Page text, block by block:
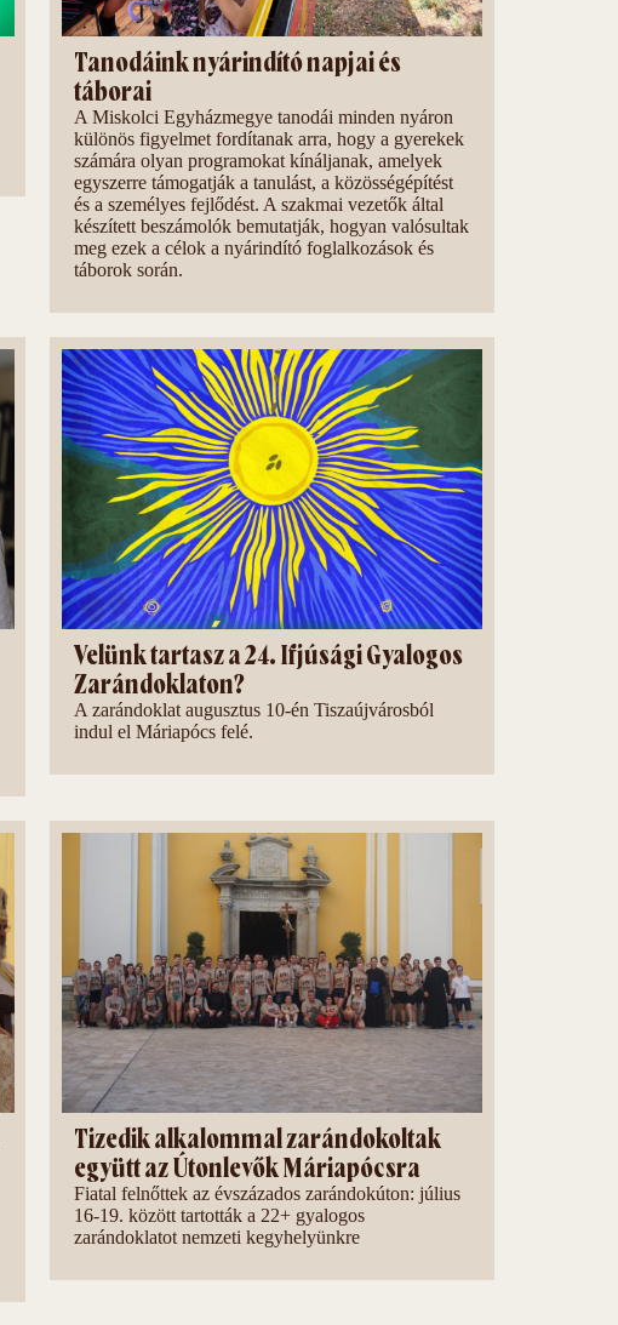
Tanodáink nyárindító napjai és
táborai
A Miskolci Egyházmegye tanodái minden nyáron
különös figyelmet fordítanak arra, hogy a gyerekek
számára olyan programokat kínáljanak, amelyek
egyszerre támogatják a tanulást, a közösségépítést
és a személyes fejlődést. A szakmai vezetők által
készített beszámolók bemutatják, hogyan valósultak
meg ezek a célok a nyárindító foglalkozások és
táborok során.
Velünk tartasz a 24. Ifjúsági Gyalogos
Zarándoklaton?
A zarándoklat augusztus 10-én Tiszaújvárosból
indul el Máriapócs felé.
Tizedik alkalommal zarándokoltak
együtt az Útonlevők Máriapócsra
Fiatal felnőttek az évszázados zarándokúton: július
16-19. között tartották a 22+ gyalogos
zarándoklatot nemzeti kegyhelyünkre